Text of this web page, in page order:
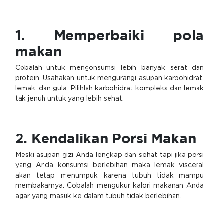
1. Memperbaiki pola
makan
Cobalah untuk mengonsumsi lebih banyak serat dan
protein. Usahakan untuk mengurangi asupan karbohidrat,
lemak, dan gula. Pilihlah karbohidrat kompleks dan lemak
tak jenuh untuk yang lebih sehat.
2. Kendalikan Porsi Makan
Meski asupan gizi Anda lengkap dan sehat tapi jika porsi
yang Anda konsumsi berlebihan maka lemak visceral
akan tetap menumpuk karena tubuh tidak mampu
membakarnya. Cobalah mengukur kalori makanan Anda
agar yang masuk ke dalam tubuh tidak berlebihan.